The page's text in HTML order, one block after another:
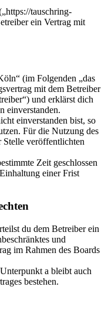
tauschring-
ein Vertrag mit
(im Folgenden „das
mit dem Betreiber
und erklärst dich
einverstanden.
einverstanden bist, so
Für die Nutzung des
Stelle veröffentlichten
Zeit geschlossen
einer Frist
du dem Betreiber ein
und
im Rahmen des Boards
a bleibt auch
bestehen.